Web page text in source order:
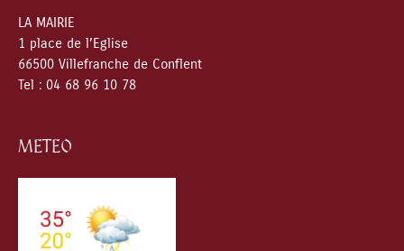
LA MAIRIE
1 place de l’Eglise
66500 Villefranche de Conflent
Tel : 04 68 96 10 78
METEO